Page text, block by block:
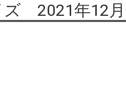
ズ 2021年12